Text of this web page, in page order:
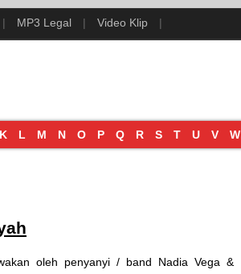
| MP3 Legal | Video Klip |
K L M N O P Q R S T U V W
oleh penyanyi / band Nadia Vega &